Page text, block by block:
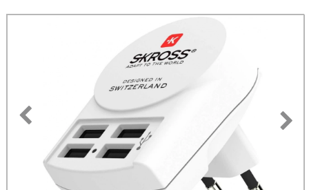
Fii primul care scrie un review